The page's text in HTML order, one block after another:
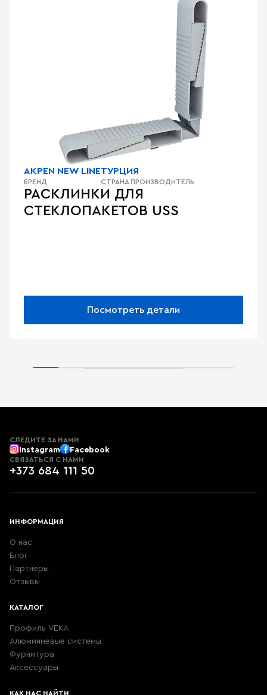
РАСКЛИНКИ ДЛЯ
СТЕКЛОПАКЕТОВ USS
AKPEN NEW LINE
БРЕНД
ТУРЦИЯ
СТРАНА ПРОИЗВОДИТЕЛЬ
Посмотреть детали
СЛЕДИТЕ ЗА НАМИ
Instagram Facebook
СВЯЗАТЬСЯ С НАМИ
+373 684 111 50
ИНФОРМАЦИЯ
О нас
Блог
Партнеры
Отзывы
КАТАЛОГ
Профиль VEKA
Алюминиевые системы
Фурнитура
Aксессуары
КАК НАС НАЙТИ